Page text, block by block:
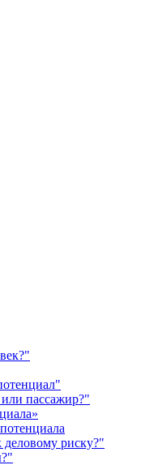
пассажир?"
деловому риску?"